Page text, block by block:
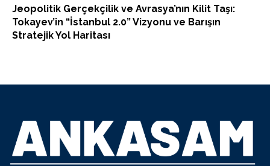
Jeopolitik Gerçekçilik ve Avrasya’nın Kilit Taşı:
Tokayev’in “İstanbul 2.0” Vizyonu ve Barışın
Stratejik Yol Haritası